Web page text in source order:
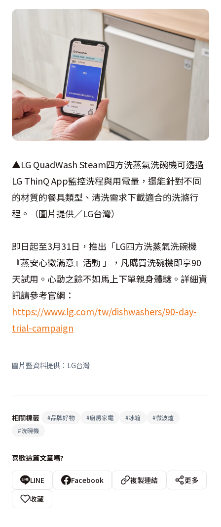
▲LG QuadWash Steam四方洗蒸氣洗碗機可透過
LG ThinQ App監控洗程與用電量，還能針對不同
的材質的餐具類型、清洗需求下載適合的洗滌行
程。（圖片提供／LG台灣）
即日起至3月31日，推出「LG四方洗蒸氣洗碗機
『蒸安心徵滿意』活動 」，凡購買洗碗機即享90
天試用。心動之餘不如馬上下單親身體驗。詳細資
訊請參考官網：
https://www.lg.com/tw/dishwashers/90-day-
trial-campaign
圖片暨資料提供：LG台灣
相關標籤 #品牌好物 #廚房家電 #冰箱 #微波爐
#洗碗機
喜歡這篇文章嗎?
LINE Facebook 複製連結
更多
收藏